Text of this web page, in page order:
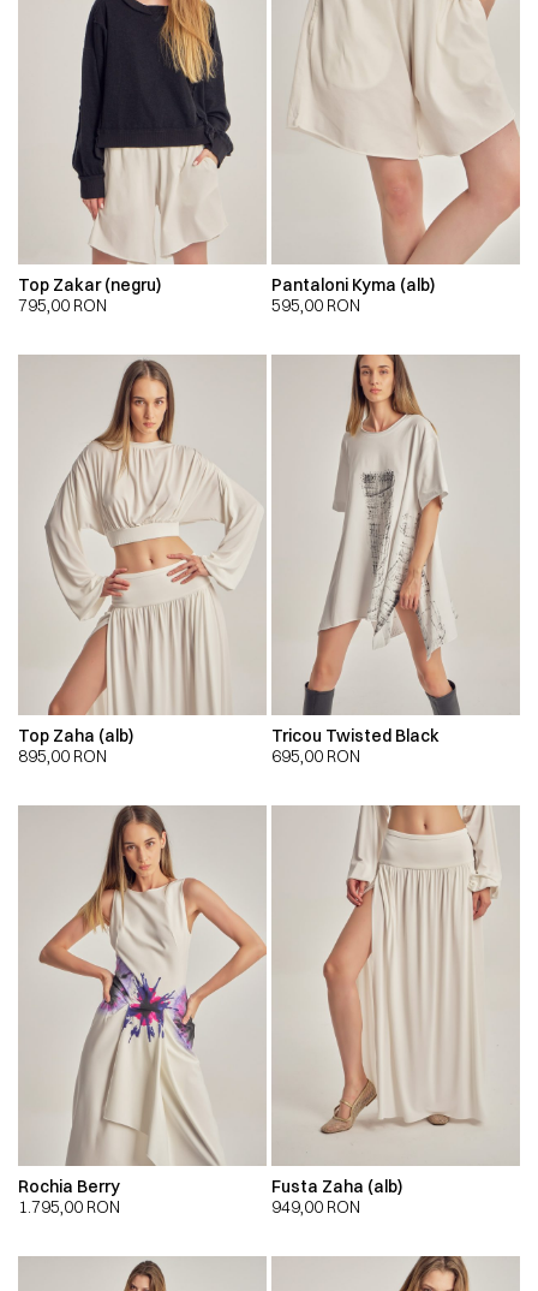
Top Zakar (negru)
795,00 RON
Pantaloni Kyma (alb)
595,00 RON
Top Zaha (alb)
895,00 RON
Tricou Twisted Black
695,00 RON
Rochia Berry
1.795,00 RON
Fusta Zaha (alb)
949,00 RON